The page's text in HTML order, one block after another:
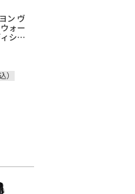
ン ヴ
ォー
ショ
リニ
(
ン